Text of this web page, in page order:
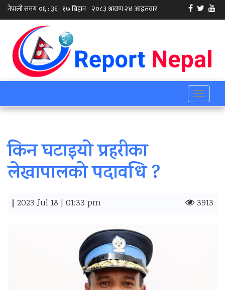
Toggle
किन घटाइयाे प्रहरीका
लेखापालको पदावधि ?
| 2023 Jul 18 | 01:33 pm 3913